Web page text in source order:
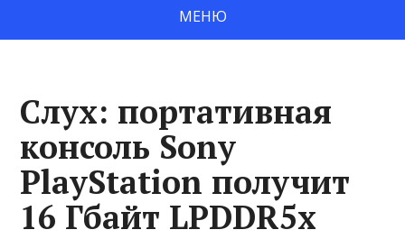
МЕНЮ
Слух: портативная
консоль Sony
PlayStation получит
16 Гбайт LPDDR5x